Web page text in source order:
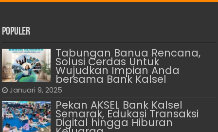
Populer
Tabungan Banua Rencana,
Solusi Cerdas Untuk
Wujudkan Impian Anda
bersama Bank Kalsel
Januari 9, 2025
Pekan AKSEL Bank Kalsel
Semarak, Edukasi Transaksi
Digital hingga Hiburan